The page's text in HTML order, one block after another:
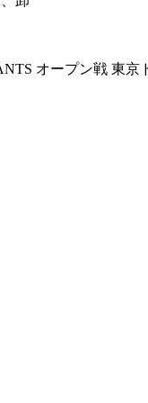
オープン戦 東京